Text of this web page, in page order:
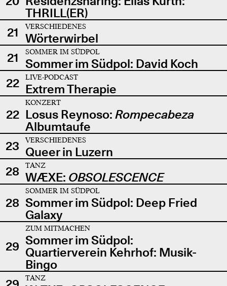
THRILL(ER)
21
VERSCHIEDENES
Wörterwirbel
21
SOMMER IM SÜDPOL
Sommer im Südpol: David Koch
22
LIVE-PODCAST
Extrem Therapie
22
KONZERT
Losus Reynoso: Rompecabeza
Albumtaufe
23
VERSCHIEDENES
Queer in Luzern
28
TANZ
WÆXE: OBSOLESCENCE
28
SOMMER IM SÜDPOL
Sommer im Südpol: Deep Fried
Galaxy
29
ZUM MITMACHEN
Sommer im Südpol:
Quartierverein Kehrhof: Musik-
Bingo
TANZ